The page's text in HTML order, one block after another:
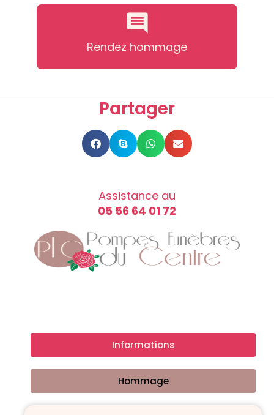
Rendez hommage
Partager
Assistance au
05 56 64 01 72
Informations
Hommage